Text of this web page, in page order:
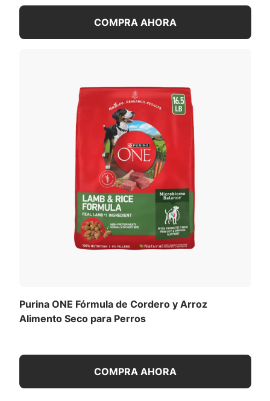
COMPRA AHORA
Purina ONE Fórmula de Cordero y Arroz
Alimento Seco para Perros
COMPRA AHORA